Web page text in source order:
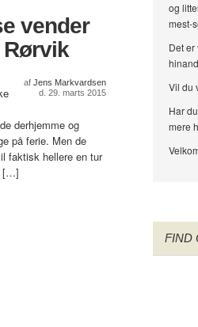
vender
Rørvik
af Jens Markvardsen
d. 29. marts 2015
derhjemme og
på ferie. Men de
faktisk hellere en tur
[…]
og
mest-
Det
Vil du
Har
mere
FIND